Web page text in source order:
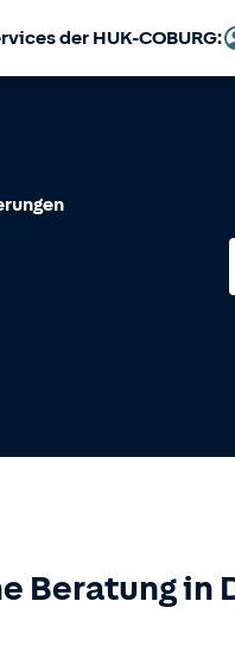
der HUK-COBURG:
Beratung in